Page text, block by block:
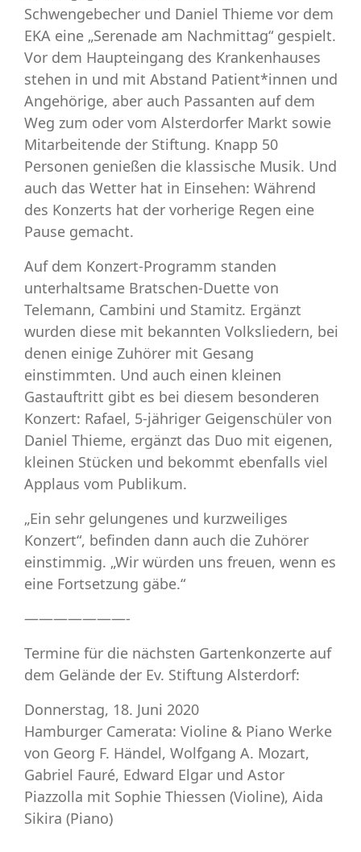
Schwengebecher und Daniel Thieme vor dem
EKA eine „Serenade am Nachmittag“ gespielt.
Vor dem Haupteingang des Krankenhauses
stehen in und mit Abstand Patient*innen und
Angehörige, aber auch Passanten auf dem
Weg zum oder vom Alsterdorfer Markt sowie
Mitarbeitende der Stiftung. Knapp 50
Personen genießen die klassische Musik. Und
auch das Wetter hat in Einsehen: Während
des Konzerts hat der vorherige Regen eine
Pause gemacht.
Auf dem Konzert-Programm standen
unterhaltsame Bratschen-Duette von
Telemann, Cambini und Stamitz. Ergänzt
wurden diese mit bekannten Volksliedern, bei
denen einige Zuhörer mit Gesang
einstimmten. Und auch einen kleinen
Gastauftritt gibt es bei diesem besonderen
Konzert: Rafael, 5-jähriger Geigenschüler von
Daniel Thieme, ergänzt das Duo mit eigenen,
kleinen Stücken und bekommt ebenfalls viel
Applaus vom Publikum.
„Ein sehr gelungenes und kurzweiliges
Konzert“, befinden dann auch die Zuhörer
einstimmig. „Wir würden uns freuen, wenn es
eine Fortsetzung gäbe.“
———————-
Termine für die nächsten Gartenkonzerte auf
dem Gelände der Ev. Stiftung Alsterdorf:
Donnerstag, 18. Juni 2020
Hamburger Camerata: Violine & Piano Werke
von Georg F. Händel, Wolfgang A. Mozart,
Gabriel Fauré, Edward Elgar und Astor
Piazzolla mit Sophie Thiessen (Violine), Aida
Sikira (Piano)